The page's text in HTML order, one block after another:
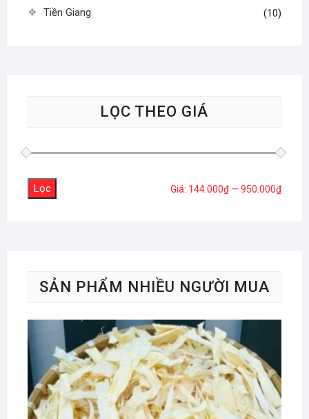
Tiền Giang (10)
LỌC THEO GIÁ
Giá
Giá
Lọc Giá: 144.000₫ —950.000₫
SẢN PHẨM NHIỀU NGƯỜI MUA